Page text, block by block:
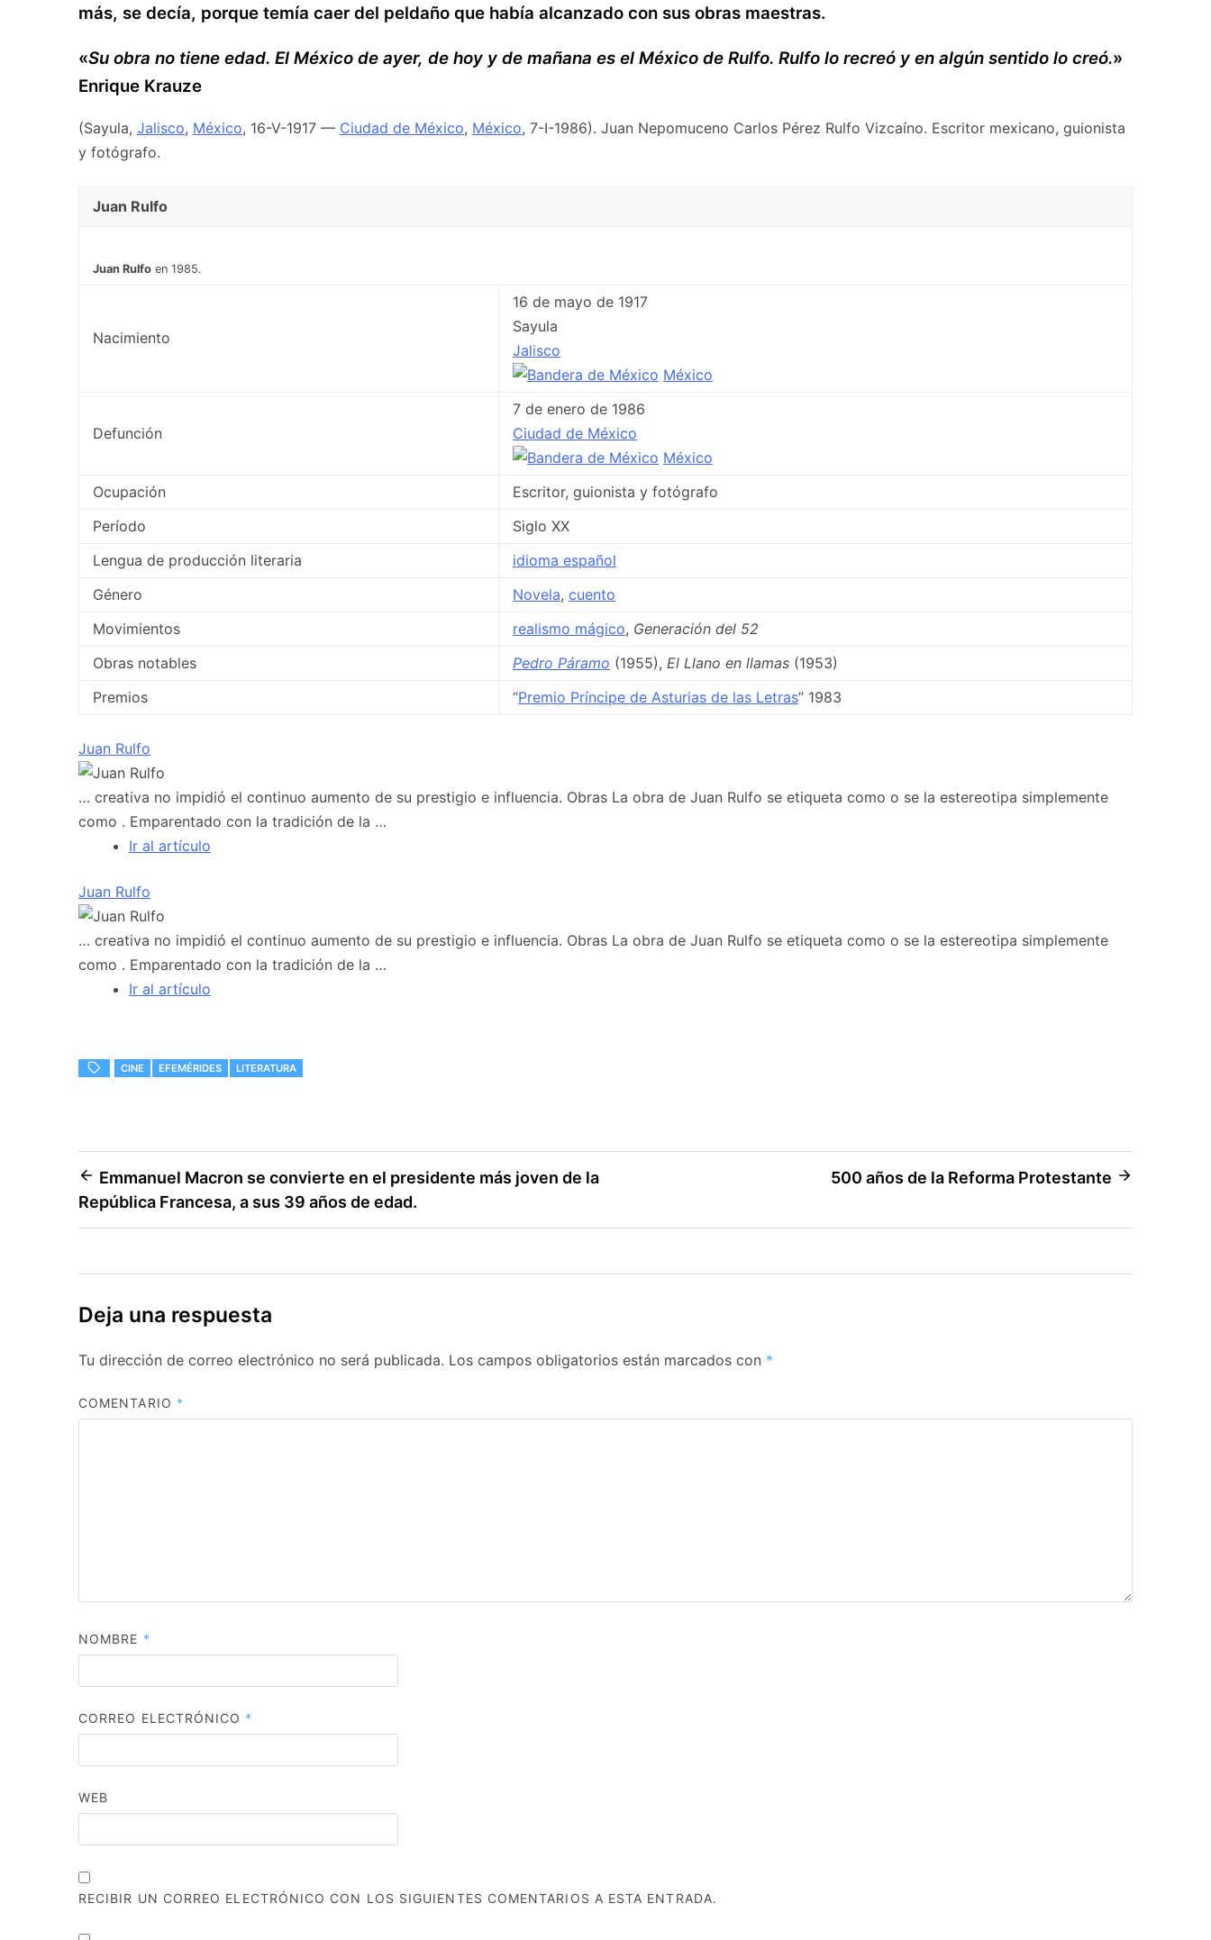
más, se decía, porque temía caer del peldaño que había alcanzado con sus obras maestras.
«Su obra no tiene edad. El México de ayer, de hoy y de mañana es el México de Rulfo. Rulfo lo recreó y en algún sentido lo creó.»
Enrique Krauze
(Sayula, Jalisco, México, 16-V-1917 — Ciudad de México, México, 7-I-1986). Juan Nepomuceno Carlos Pérez Rulfo Vizcaíno. Escritor mexicano, guionista
y fotógrafo.
Juan Rulfo
Juan Rulfo en 1985.
Nacimiento
16 de mayo de 1917
Sayula
Jalisco
México
Defunción
7 de enero de 1986
Ciudad de México
México
Ocupación
Escritor, guionista y fotógrafo
Período
Siglo XX
Lengua de producción literaria
idioma español
Género
Novela, cuento
Movimientos
realismo mágico, Generación del 52
Obras notables
Pedro Páramo (1955), El Llano en llamas (1953)
Premios
“Premio Príncipe de Asturias de las Letras” 1983
Juan Rulfo
… creativa no impidió el continuo aumento de su prestigio e influencia. Obras La obra de Juan Rulfo se etiqueta como o se la estereotipa simplemente
como . Emparentado con la tradición de la …
Ir al artículo
Juan Rulfo
… creativa no impidió el continuo aumento de su prestigio e influencia. Obras La obra de Juan Rulfo se etiqueta como o se la estereotipa simplemente
como . Emparentado con la tradición de la …
Ir al artículo
CINE EFEMÉRIDES LITERATURA
Navegación
de
Emmanuel Macron se convierte en el presidente más joven de la
República Francesa, a sus 39 años de edad.
500 años de la Reforma Protestante
Deja una respuesta
Tu dirección de correo electrónico no será publicada. Los campos obligatorios están marcados con *
COMENTARIO *
NOMBRE *
CORREO ELECTRÓNICO *
WEB
RECIBIR UN CORREO ELECTRÓNICO CON LOS SIGUIENTES COMENTARIOS A ESTA ENTRADA.